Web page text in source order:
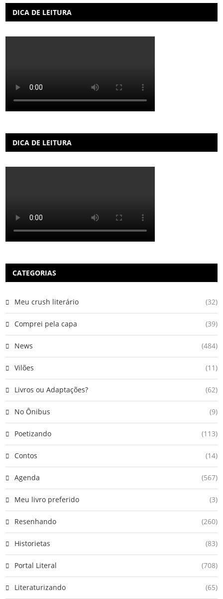
DICA DE LEITURA
DICA DE LEITURA
CATEGORIAS
Meu crush literário (32)
Comprei pela capa (39)
News (484)
Vilões (11)
Livros ou Adaptações? (62)
No Ônibus (9)
Poetizando (113)
Contos (14)
Agenda (567)
Meu livro preferido (3)
Resenhando (260)
Historietas (83)
Portal Literal (708)
Literaturizando (65)